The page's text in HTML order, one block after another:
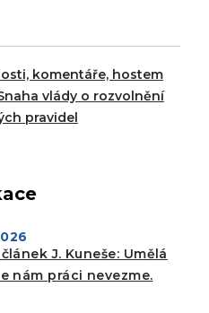
komentáře, hostem
vlády o rozvolnění
pravidel
J. Kuneše: Umělá
nám práci nevezme.